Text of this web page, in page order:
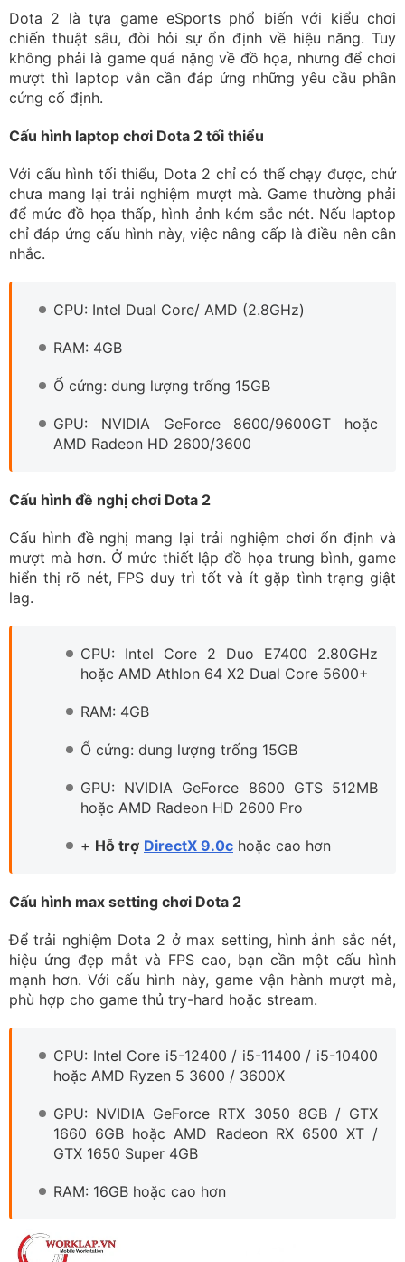
Dota 2 là tựa game eSports phổ biến với kiểu chơi
chiến thuật sâu, đòi hỏi sự ổn định về hiệu năng. Tuy
không phải là game quá nặng về đồ họa, nhưng để chơi
mượt thì laptop vẫn cần đáp ứng những yêu cầu phần
cứng cố định.
Cấu hình laptop chơi Dota 2 tối thiểu
Với cấu hình tối thiểu, Dota 2 chỉ có thể chạy được, chứ
chưa mang lại trải nghiệm mượt mà. Game thường phải
để mức đồ họa thấp, hình ảnh kém sắc nét. Nếu laptop
chỉ đáp ứng cấu hình này, việc nâng cấp là điều nên cân
nhắc.
CPU: Intel Dual Core/ AMD (2.8GHz)
RAM: 4GB
Ổ cứng: dung lượng trống 15GB
GPU: NVIDIA GeForce 8600/9600GT hoặc
AMD Radeon HD 2600/3600
Cấu hình đề nghị chơi Dota 2
Cấu hình đề nghị mang lại trải nghiệm chơi ổn định và
mượt mà hơn. Ở mức thiết lập đồ họa trung bình, game
hiển thị rõ nét, FPS duy trì tốt và ít gặp tình trạng giật
lag.
CPU: Intel Core 2 Duo E7400 2.80GHz
hoặc AMD Athlon 64 X2 Dual Core 5600+
RAM: 4GB
Ổ cứng: dung lượng trống 15GB
GPU: NVIDIA GeForce 8600 GTS 512MB
hoặc AMD Radeon HD 2600 Pro
+ Hỗ trợ DirectX 9.0c hoặc cao hơn
Cấu hình max setting chơi Dota 2
Để trải nghiệm Dota 2 ở max setting, hình ảnh sắc nét,
hiệu ứng đẹp mắt và FPS cao, bạn cần một cấu hình
mạnh hơn. Với cấu hình này, game vận hành mượt mà,
phù hợp cho game thủ try-hard hoặc stream.
CPU: Intel Core i5-12400 / i5-11400 / i5-10400
hoặc AMD Ryzen 5 3600 / 3600X
GPU: NVIDIA GeForce RTX 3050 8GB / GTX
1660 6GB hoặc AMD Radeon RX 6500 XT /
GTX 1650 Super 4GB
RAM: 16GB hoặc cao hơn